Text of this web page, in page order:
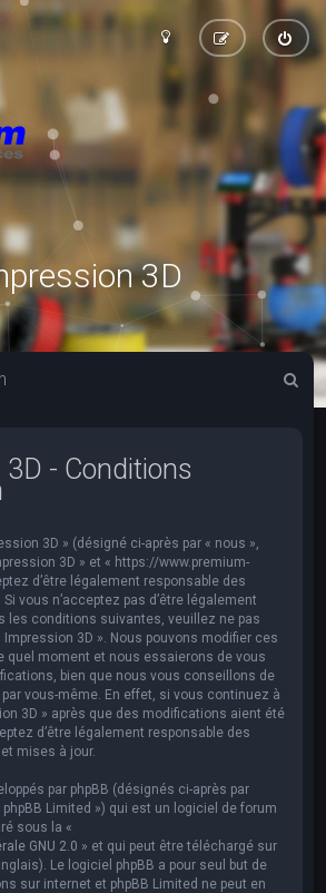
3D
- Conditions
3D » (désigné ci-après par « nous »,
3D » et « https://www.premium-
d’être légalement responsable des
vous n’acceptez pas d’être légalement
les conditions suivantes, veuillez ne pas
3D ». Nous pouvons modifier ces
quel moment et nous essaierons de vous
bien que nous vous conseillons de
vous-même. En effet, si vous continuez à
3D » après que des modifications aient été
d’être légalement responsable des
mises à jour.
par phpBB (désignés ci-après par
phpBB Limited ») qui est un logiciel de forum
sous la «
GNU 2.0 » et qui peut être téléchargé sur
Le logiciel phpBB a pour seul but de
sur internet et phpBB Limited ne peut en